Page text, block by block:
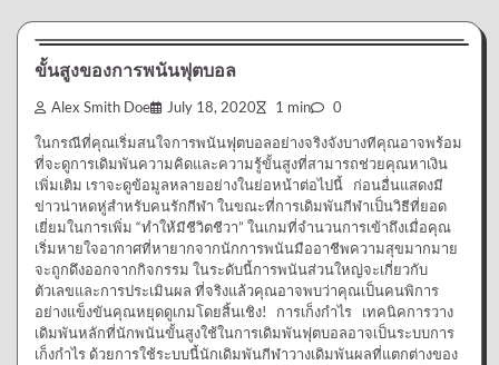
การพนัน
ขั้นสูงของการพนันฟุตบอล
Alex Smith Doe July 18, 2020 1 min 0
ในกรณีที่คุณเริ่มสนใจการพนันฟุตบอลอย่างจริงจังบางทีคุณอาจพร้อม
ที่จะดูการเดิมพันความคิดและความรู้ขั้นสูงที่สามารถช่วยคุณหาเงิน
เพิ่มเติม เราจะดูข้อมูลหลายอย่างในย่อหน้าต่อไปนี้ ก่อนอื่นแสดงมี
ข่าวน่าหดหู่สำหรับคนรักกีฬา ในขณะที่การเดิมพันกีฬาเป็นวิธีที่ยอด
เยี่ยมในการเพิ่ม “ทำให้มีชีวิตชีวา” ในเกมที่จำนวนการเข้าถึงเมื่อคุณ
เริ่มหายใจอากาศที่หายากจากนักการพนันมืออาชีพความสุขมากมาย
จะถูกดึงออกจากกิจกรรม ในระดับนี้การพนันส่วนใหญ่จะเกี่ยวกับ
ตัวเลขและการประเมินผล ที่จริงแล้วคุณอาจพบว่าคุณเป็นคนพิการ
อย่างแข็งขันคุณหยุดดูเกมโดยสิ้นเชิง! การเก็งกำไร เทคนิคการวาง
เดิมพันหลักที่นักพนันขั้นสูงใช้ในการเดิมพันฟุตบอลอาจเป็นระบบการ
เก็งกำไร ด้วยการใช้ระบบนี้นักเดิมพันกีฬาวางเดิมพันผลที่แตกต่างของ